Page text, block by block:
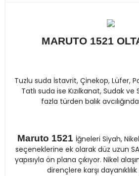
MARUTO 1521
Tuzlu suda İstavrit, Çinekop, Lüfer,
Tatlı suda ise Kızılkanat, Sudak
fazla türden balık
Maruto 1521 İğneleri Siyah,
seçeneklerine ek olarak düz uzun
yapısıyla ön plana çıkıyor. Nikel
dirençlere karşı